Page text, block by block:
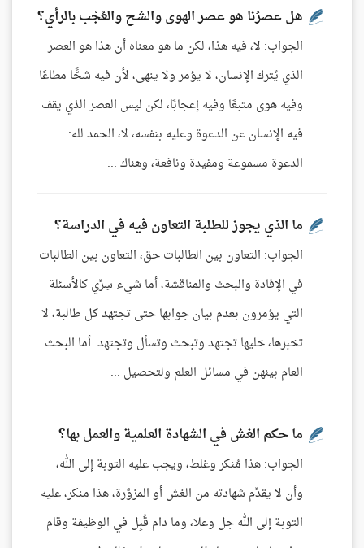
هل عصرُنا هو عصر الهوى والشح والعُجْب بالرأي؟
الجواب: لا، فيه هذا، لكن ما هو معناه أن هذا هو العصر
الذي يُترك الإنسان، لا يؤمر ولا ينهى، لأن فيه شحًّا مطاعًا
وفيه هوى متبعًا وفيه إعجابًا، لكن ليس العصر الذي يقف
فيه الإنسان عن الدعوة وعليه بنفسه، لا، الحمد لله:
الدعوة مسموعة ومفيدة ونافعة، وهناك ...
ما الذي يجوز للطلبة التعاون فيه في الدراسة؟
الجواب: التعاون بين الطالبات حق، التعاون بين الطالبات
في الإفادة والبحث والمناقشة، أما شيء سِرِّي كالأسئلة
التي يؤمرون بعدم بيان جوابها حتى تجتهد كل طالبة، لا
تخبرها، خليها تجتهد وتبحث وتسأل وتجتهد. أما البحث
العام بينهن في مسائل العلم ولتحصيل ...
ما حكم الغش في الشهادة العلمية والعمل بها؟
الجواب: هذا مُنكر وغلط، ويجب عليه التوبة إلى الله،
وأن لا يقدِّم شهادته من الغش أو المزوَّرة، هذا منكر، عليه
التوبة إلى الله جل وعلا، وما دام قُبِل في الوظيفة وقام